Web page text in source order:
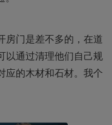
房门是差不多的，在道
以通过清理他们自己规
应的木材和石材。我个